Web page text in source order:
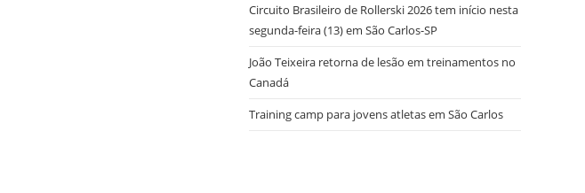
Circuito Brasileiro de Rollerski 2026 tem início nesta
segunda-feira (13) em São Carlos-SP
João Teixeira retorna de lesão em treinamentos no
Canadá
Training camp para jovens atletas em São Carlos